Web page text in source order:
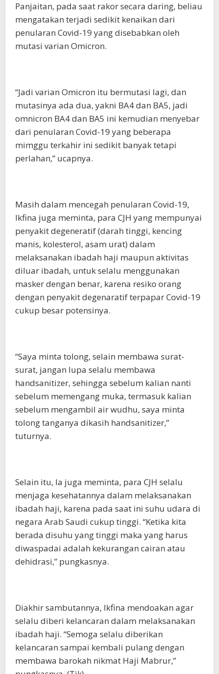
Panjaitan, pada saat rakor secara daring, beliau
mengatakan terjadi sedikit kenaikan dari
penularan Covid-19 yang disebabkan oleh
mutasi varian Omicron.
“Jadi varian Omicron itu bermutasi lagi, dan
mutasinya ada dua, yakni BA4 dan BA5, jadi
omnicron BA4 dan BA5 ini kemudian menyebar
dari penularan Covid-19 yang beberapa
mimggu terkahir ini sedikit banyak tetapi
perlahan,” ucapnya.
Masih dalam mencegah penularan Covid-19,
Ikfina juga meminta, para CJH yang mempunyai
penyakit degeneratif (darah tinggi, kencing
manis, kolesterol, asam urat) dalam
melaksanakan ibadah haji maupun aktivitas
diluar ibadah, untuk selalu menggunakan
masker dengan benar, karena resiko orang
dengan penyakit degenaratif terpapar Covid-19
cukup besar potensinya.
“Saya minta tolong, selain membawa surat-
surat, jangan lupa selalu membawa
handsanitizer, sehingga sebelum kalian nanti
sebelum memengang muka, termasuk kalian
sebelum mengambil air wudhu, saya minta
tolong tanganya dikasih handsanitizer,”
tuturnya.
Selain itu, Ia juga meminta, para CJH selalu
menjaga kesehatannya dalam melaksanakan
ibadah haji, karena pada saat ini suhu udara di
negara Arab Saudi cukup tinggi. “Ketika kita
berada disuhu yang tinggi maka yang harus
diwaspadai adalah kekurangan cairan atau
dehidrasi,” pungkasnya.
Diakhir sambutannya, Ikfina mendoakan agar
selalu diberi kelancaran dalam melaksanakan
ibadah haji. “Semoga selalu diberikan
kelancaran sampai kembali pulang dengan
membawa barokah nikmat Haji Mabrur,”